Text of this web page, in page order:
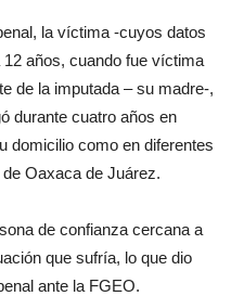
la víctima -cuyos datos
años, cuando fue víctima
de la imputada – su madre-,
durante cuatro años en
domicilio como en diferentes
Oaxaca de Juárez.
de confianza cercana a
que sufría, lo que dio
ante la FGEO.